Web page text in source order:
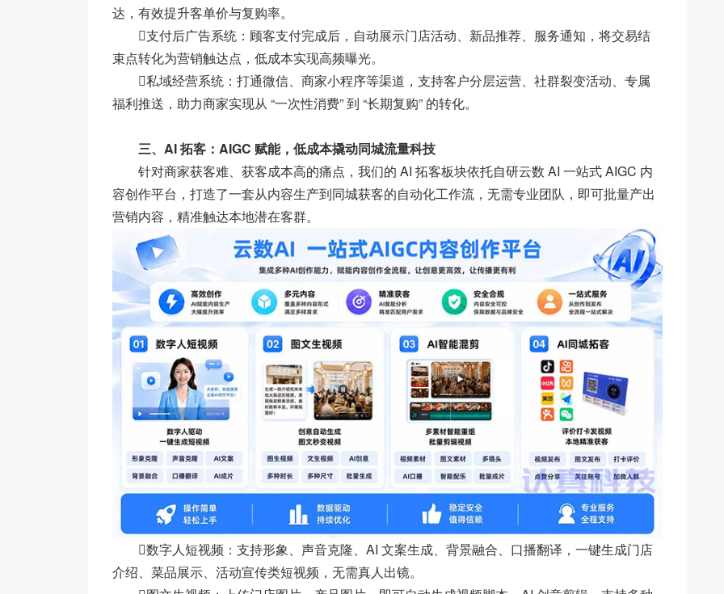
达，有效提升客单价与复购率。
支付后广告系统：顾客支付完成后，自动展示门店活动、新品推荐、服务通知，将交易结
束点转化为营销触达点，低成本实现高频曝光。
私域经营系统：打通微信、商家小程序等渠道，支持客户分层运营、社群裂变活动、专属
福利推送，助力商家实现从 “一次性消费” 到 “长期复购” 的转化。
三、AI 拓客：AIGC 赋能，低成本撬动同城流量科技
针对商家获客难、获客成本高的痛点，我们的 AI 拓客板块依托自研云数 AI 一站式 AIGC 内
容创作平台，打造了一套从内容生产到同城获客的自动化工作流，无需专业团队，即可批量产出
营销内容，精准触达本地潜在客群。
数字人短视频：支持形象、声音克隆、AI 文案生成、背景融合、口播翻译，一键生成门店
介绍、菜品展示、活动宣传类短视频，无需真人出镜。